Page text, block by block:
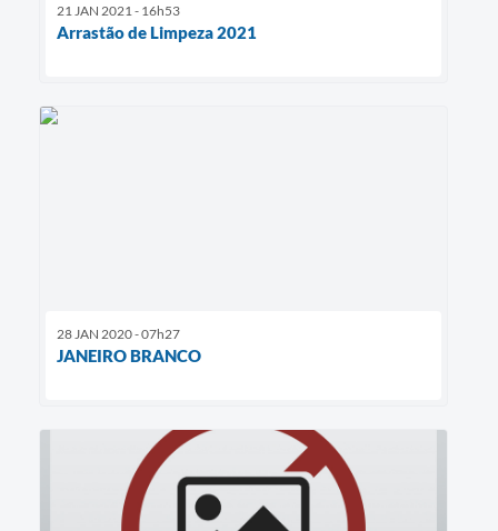
21 JAN 2021 - 16h53
Arrastão de Limpeza 2021
28 JAN 2020 - 07h27
JANEIRO BRANCO